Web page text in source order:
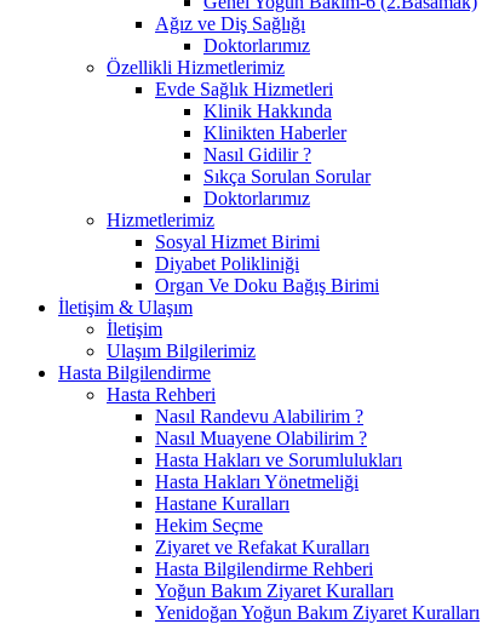
Ağız ve Diş Sağlığı
Doktorlarımız
Özellikli Hizmetlerimiz
Evde Sağlık Hizmetleri
Klinik Hakkında
Klinikten Haberler
Nasıl Gidilir ?
Sıkça Sorulan Sorular
Doktorlarımız
Hizmetlerimiz
Sosyal Hizmet Birimi
Diyabet Polikliniği
Organ Ve Doku Bağış Birimi
İletişim & Ulaşım
İletişim
Ulaşım Bilgilerimiz
Hasta Bilgilendirme
Hasta Rehberi
Nasıl Randevu Alabilirim ?
Nasıl Muayene Olabilirim ?
Hasta Hakları ve Sorumlulukları
Hasta Hakları Yönetmeliği
Hastane Kuralları
Hekim Seçme
Ziyaret ve Refakat Kuralları
Hasta Bilgilendirme Rehberi
Yoğun Bakım Ziyaret Kuralları
Yenidoğan Yoğun Bakım Ziyaret Kuralları